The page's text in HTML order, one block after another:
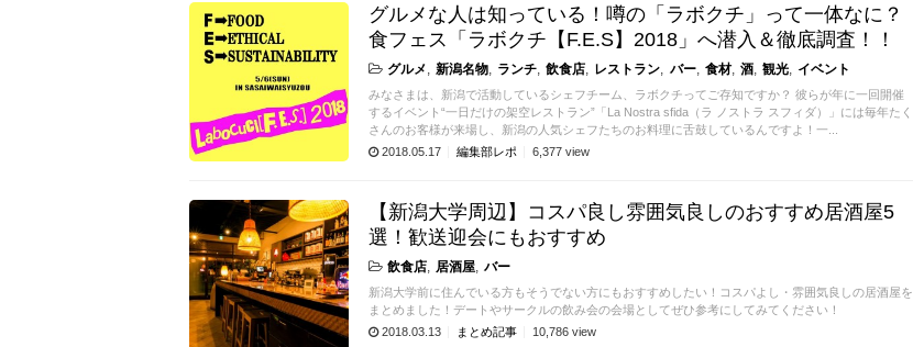
グルメな人は知っている！噂の「ラボクチ」って一体なに？
食フェス「ラボクチ【F.E.S】2018」へ潜入＆徹底調査！！
グルメ 新潟名物 ランチ 飲食店 レストラン バー 食材 酒 観光 イベント
みなさまは、新潟で活動しているシェフチーム、ラボクチってご存知ですか？ 彼らが年に一回開催
するイベント“一日だけの架空レストラン”「La Nostra sfida（ラ ノストラ スフィダ）」には毎年たく
さんのお客様が来場し、新潟の人気シェフたちのお料理に舌鼓しているんですよ！一...
2018.05.17
編集部レポ 6,377view
【新潟大学周辺】コスパ良し雰囲気良しのおすすめ居酒屋5
選！歓送迎会にもおすすめ
飲食店 居酒屋 バー
新潟大学前に住んでいる方もそうでない方にもおすすめしたい！コスパよし・雰囲気良しの居酒屋を
まとめました！デートやサークルの飲み会の会場としてぜひ参考にしてみてください！
2018.03.13
まとめ記事 10,786view